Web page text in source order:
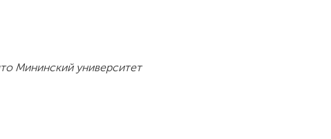
Мининский университет